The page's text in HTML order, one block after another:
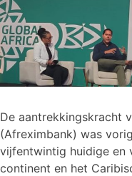
De aantrekkingskracht
(Afreximbank) was
vijfentwintig huidige en
continent en het